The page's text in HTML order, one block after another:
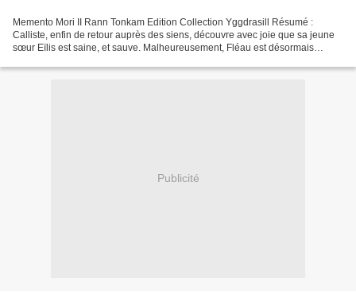
Memento Mori II Rann Tonkam Edition Collection Yggdrasill Résumé :
Calliste, enfin de retour auprès des siens, découvre avec joie que sa jeune
sœur Eïlis est saine, et sauve. Malheureusement, Fléau est désormais
Publicité